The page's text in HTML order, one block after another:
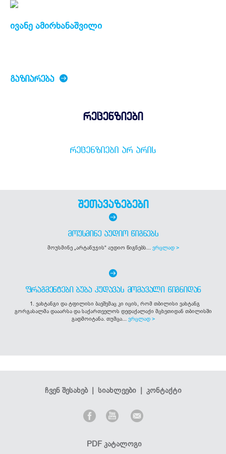
ივანე ამირხანაშვილი
ᲒᲐᲖᲘᲐᲠᲔᲑᲐ
რეცენზიები
ᲠᲔᲪᲔᲜᲖᲘᲔᲑᲘ ᲐᲠ ᲐᲠᲘᲡ
შეთავაზებები
ᲛᲝᲣᲡᲛᲘᲜᲔ ᲐᲣᲓᲘᲝ ᲬᲘᲒᲜᲔᲑᲡ
მოუსმინე „არტანუჯის“ აუდიო წიგნებს... ვრცლად >
ᲤᲠᲐᲒᲛᲔᲜᲢᲔᲑᲘ ᲑᲣᲑᲐ ᲙᲣᲓᲐᲕᲐᲡ ᲛᲝᲛᲐᲕᲐᲚᲘ ᲬᲘᲒᲜᲘᲓᲐᲜ
1. ვახტანგი და ტფილისი ბავშვმაც კი იცის, რომ თბილისი ვახტანგ
გორგასალმა დააარსა და საქართველოს დედაქალაქი მცხეთიდან თბილისში
გადმოიტანა. თუმცა... ვრცლად >
ჩვენ შესახებ| სიახლეები| კონტაქტი
PDF კატალოგი